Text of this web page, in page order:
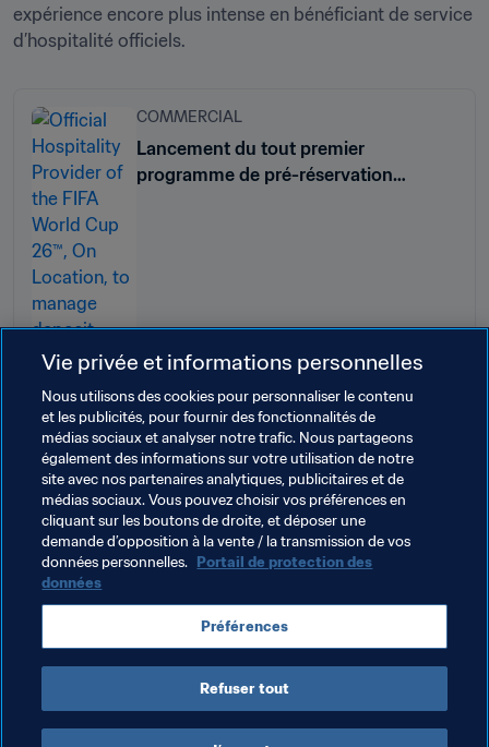
expérience encore plus intense en bénéficiant de service
d’hospitalité officiels.
COMMERCIAL
Lancement du tout premier
programme de pré-réservation
Thèmes en lien
Organisation des compétitions Commercial
Organisation Organisation
Coupe du Monde de la FIFA 2026™ USA
Concacaf Canada Mexico
Vie privée et informations personnelles
Nous utilisons des cookies pour personnaliser le contenu
et les publicités, pour fournir des fonctionnalités de
médias sociaux et analyser notre trafic. Nous partageons
également des informations sur votre utilisation de notre
site avec nos partenaires analytiques, publicitaires et de
médias sociaux. Vous pouvez choisir vos préférences en
cliquant sur les boutons de droite, et déposer une
demande d’opposition à la vente / la transmission de vos
données personnelles. Portail de protection des
données
Préférences
Refuser tout